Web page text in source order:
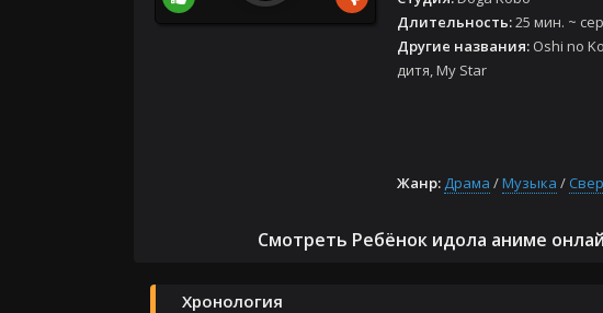
Длительность:25 мин. ~
Другие названия: Oshi no
дитя, My Star
Жанр: Драма /Музыка /
Смотреть Ребёнок идола аниме
Хронология